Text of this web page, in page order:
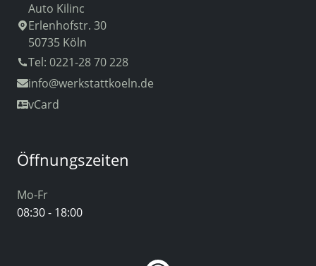
Auto Kilinc
Erlenhofstr. 30
50735 Köln
Tel: 0221-28 70 228
info@werkstattkoeln.de
vCard
Öffnungszeiten
Mo-Fr
08:30 - 18:00